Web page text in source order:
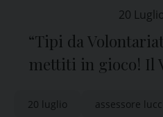
20
“Tipi da
mettiti in gioco! Il
20 luglio assessore